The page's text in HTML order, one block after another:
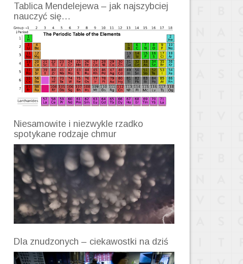
Tablica Mendelejewa – jak najszybciej
nauczyć się…
Niesamowite i niezwykle rzadko
spotykane rodzaje chmur
Dla znudzonych – ciekawostki na dziś